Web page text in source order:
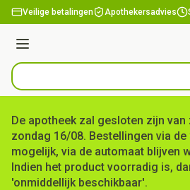
Ga naar de inhoud
Veilige betalingen Apothekersadvies
Menu
Product, merk, categorie...
De apotheek zal gesloten zijn
zondag 16/08. Bestellingen via
mogelijk, via de automaat blijven
Indien het product voorradig is,
'onmiddellijk beschikbaar'.